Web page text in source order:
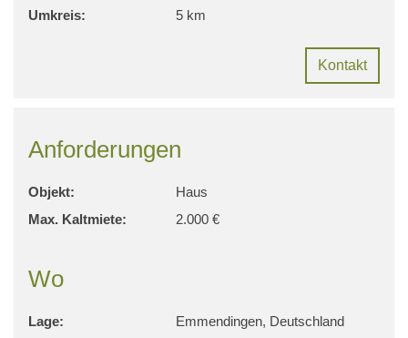
Umkreis:
5 km
Kontakt
Anforderungen
Objekt:
Haus
Max. Kaltmiete:
2.000 €
Wo
Lage:
Emmendingen, Deutschland